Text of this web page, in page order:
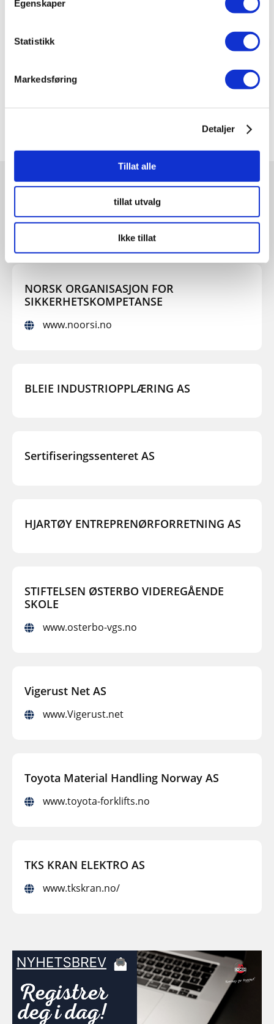
Egenskaper
Statistikk
Markedsføring
Detaljer
Tillat alle
tillat utvalg
Ikke tillat
NYESTE FIRMA BAK
HOVEDMEDLEM
NORSK ORGANISASJON FOR
SIKKERHETSKOMPETANSE
www.noorsi.no
BLEIE INDUSTRIOPPLÆRING AS
Sertifiseringssenteret AS
HJARTØY ENTREPRENØRFORRETNING AS
STIFTELSEN ØSTERBO VIDEREGÅENDE
SKOLE
www.osterbo-vgs.no
Vigerust Net AS
www.Vigerust.net
Toyota Material Handling Norway AS
www.toyota-forklifts.no
TKS KRAN ELEKTRO AS
www.tkskran.no/